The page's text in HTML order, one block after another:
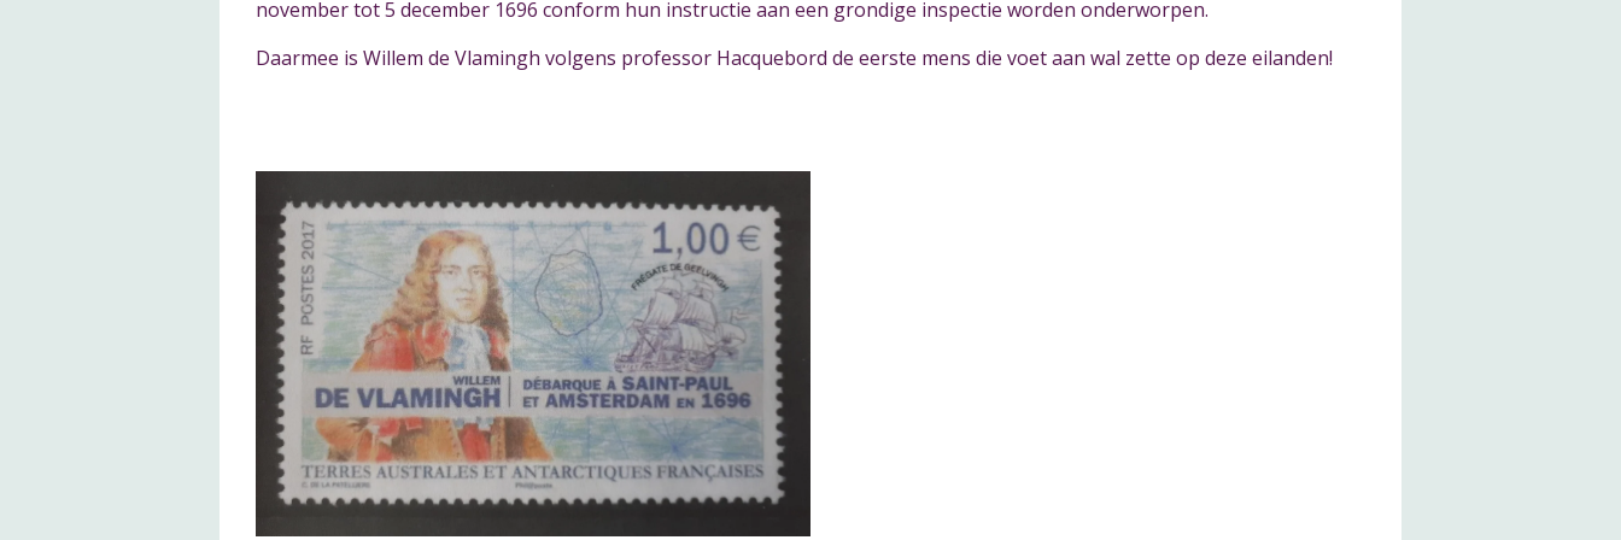
november tot 5 december 1696 conform hun instructie aan een grondige inspectie worden onderworpen.
Daarmee is Willem de Vlamingh volgens professor Hacquebord de eerste mens die voet aan wal zette op deze eilanden!